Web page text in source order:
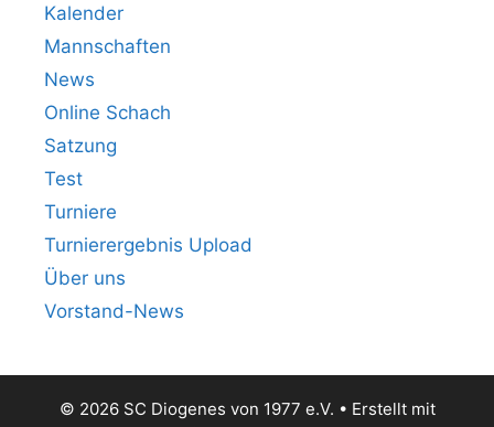
Kalender
Mannschaften
News
Online Schach
Satzung
Test
Turniere
Turnierergebnis Upload
Über uns
Vorstand-News
© 2026 SC Diogenes von 1977 e.V. • Erstellt mit